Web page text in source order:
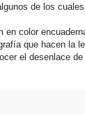
de los
color
que hacen la
el desenlace